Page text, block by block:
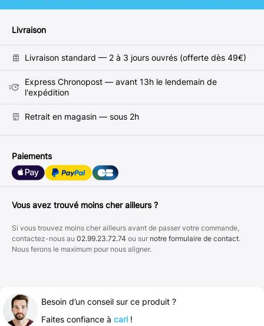
Livraison
Livraison standard — 2 à 3 jours ouvrés (offerte dès 49€)
Express Chronopost — avant 13h le lendemain de
l'expédition
Retrait en magasin — sous 2h
Paiements
Vous avez trouvé moins cher ailleurs ?
Si vous trouvez moins cher ailleurs avant de passer votre commande,
contactez-nous au 02.99.23.72.74 ou sur notre formulaire de contact.
Nous ferons le maximum pour nous aligner.
Besoin d’un conseil sur ce produit ?
Faites confiance à carl !